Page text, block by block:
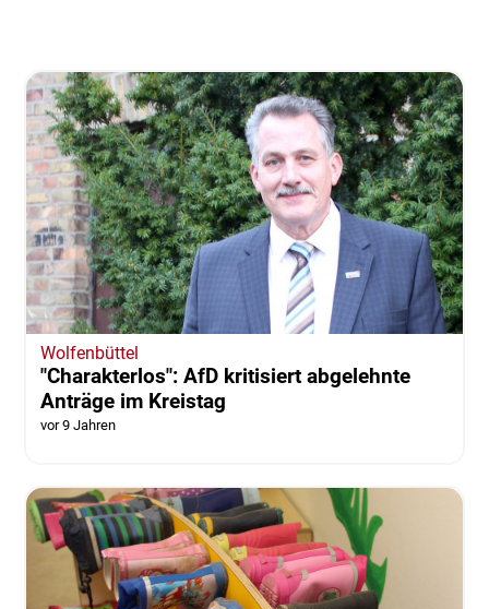
Wolfenbüttel
"Charakterlos": AfD kritisiert abgelehnte
Anträge im Kreistag
vor 9 Jahren